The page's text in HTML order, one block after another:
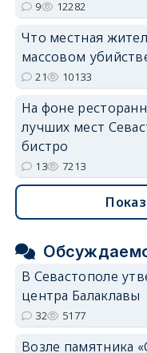
9 12282
Что местная
массовом
21 10133
На фоне
лучших мест
бистро
13 7213
В Севастополе
центра Балаклавы
32 5177
Возле памятника